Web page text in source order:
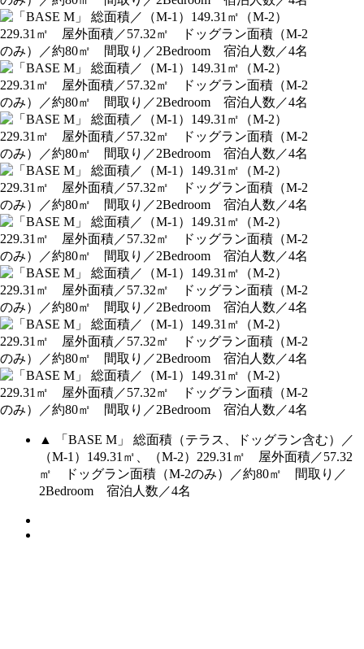
▲ 「BASE M」 総面積（テラス、ドッグラン含む）／
（M-1）149.31㎡、（M-2）229.31㎡ 屋外面積／57.32
㎡ ドッグラン面積（M-2のみ）／約80㎡ 間取り／
2Bedroom 宿泊人数／4名